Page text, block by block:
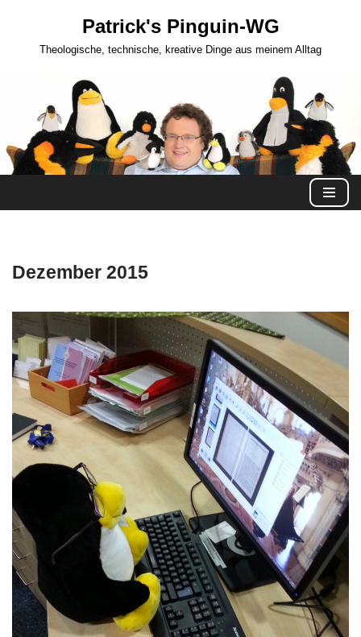
Patrick's Pinguin-WG
Theologische, technische, kreative Dinge aus meinem Alltag
Dezember 2015